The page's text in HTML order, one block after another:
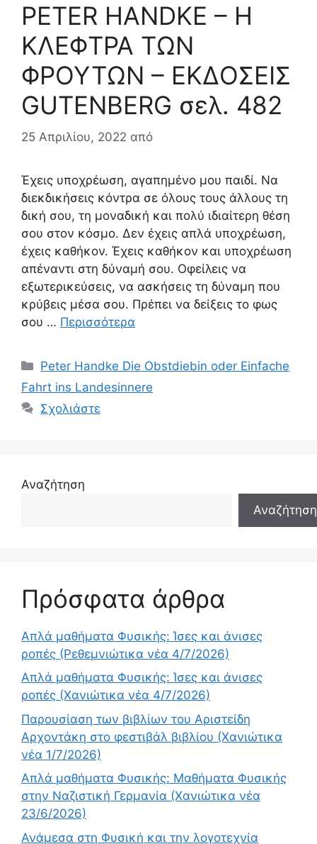
PETER HANDKE – Η
ΚΛΕΦΤΡΑ ΤΩΝ
ΦΡΟΥΤΩΝ – ΕΚΔΟΣΕΙΣ
GUTENBERG σελ. 482
25 Απριλίου, 2022 από
Έχεις υποχρέωση, αγαπημένο μου παιδί. Να
διεκδικήσεις κόντρα σε όλους τους άλλους τη
δική σου, τη μοναδική και πολύ ιδιαίτερη θέση
σου στον κόσμο. Δεν έχεις απλά υποχρέωση,
έχεις καθήκον. Έχεις καθήκον και υποχρέωση
απέναντι στη δύναμή σου. Οφείλεις να
εξωτερικεύσεις, να ασκήσεις τη δύναμη που
κρύβεις μέσα σου. Πρέπει να δείξεις το φως
σου … Περισσότερα
Κατηγορίες
Peter Handke Die Obstdiebin oder Einfache
Fahrt ins Landesinnere
Σχολιάστε
Αναζήτηση
Αναζήτηση
Πρόσφατα άρθρα
Απλά μαθήματα Φυσικής: Ίσες και άνισες
ροπές (Ρεθεμνιώτικα νέα 4/7/2026)
Απλά μαθήματα Φυσικής: Ίσες και άνισες
ροπές (Χανιώτικα νέα 4/7/2026)
Παρουσίαση των βιβλίων του Αριστείδη
Αρχοντάκη στο φεστιβάλ βιβλίου (Χανιώτικα
νέα 1/7/2026)
Απλά μαθήματα Φυσικής: Μαθήματα Φυσικής
στην Ναζιστική Γερμανία (Χανιώτικα νέα
23/6/2026)
Ανάμεσα στη Φυσική και την λογοτεχνία